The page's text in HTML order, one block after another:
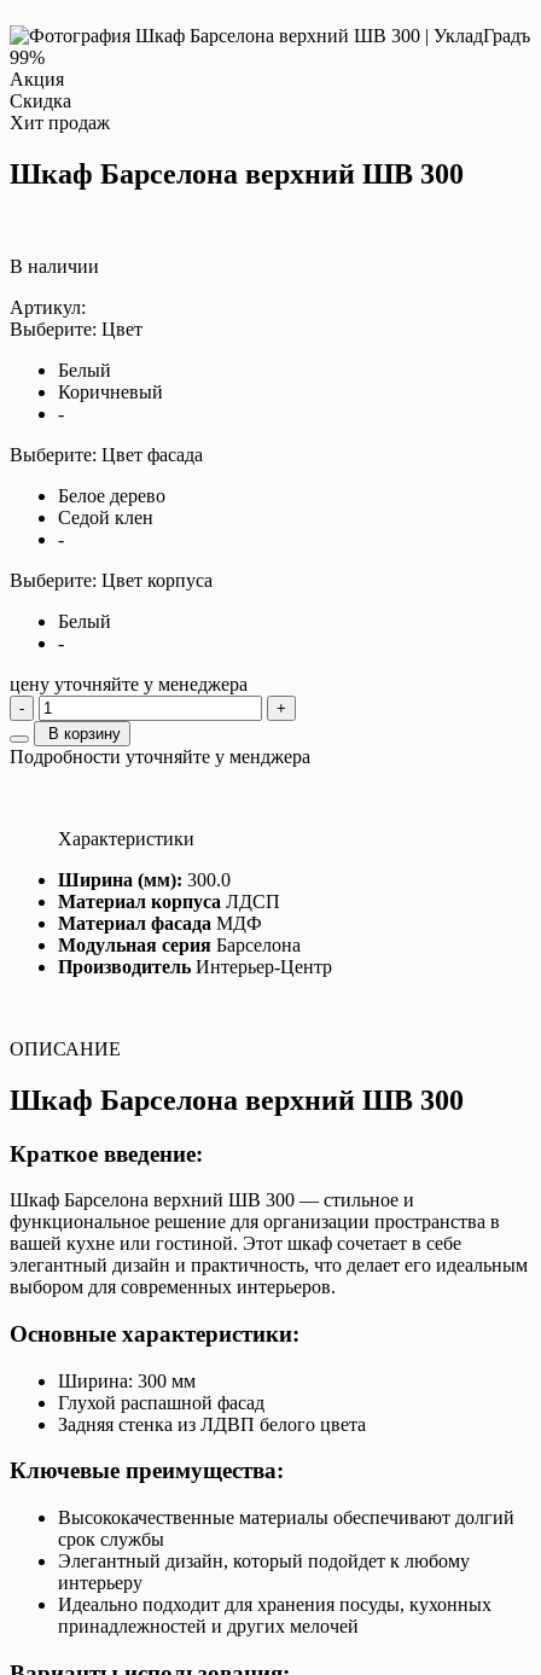
99%
Акция
Скидка
Хит продаж
Шкаф Барселона верхний ШВ 300
В наличии
Артикул:
Выберите: Цвет
Белый
Коричневый
-
Выберите: Цвет фасада
Белое дерево
Седой клен
-
Выберите: Цвет корпуса
Белый
-
цену уточняйте у менеджера
-
+
В корзину
Подробности уточняйте у менджера
Характеристики
Ширина (мм): 300.0
Материал корпуса ЛДСП
Материал фасада МДФ
Модульная серия Барселона
Производитель Интерьер-Центр
ОПИСАНИЕ
Шкаф Барселона верхний ШВ 300
Краткое введение:
Шкаф Барселона верхний ШВ 300 — стильное и
функциональное решение для организации пространства в
вашей кухне или гостиной. Этот шкаф сочетает в себе
элегантный дизайн и практичность, что делает его идеальным
выбором для современных интерьеров.
Основные характеристики:
Ширина: 300 мм
Глухой распашной фасад
Задняя стенка из ЛДВП белого цвета
Ключевые преимущества:
Высококачественные материалы обеспечивают долгий
срок службы
Элегантный дизайн, который подойдет к любому
интерьеру
Идеально подходит для хранения посуды, кухонных
принадлежностей и других мелочей